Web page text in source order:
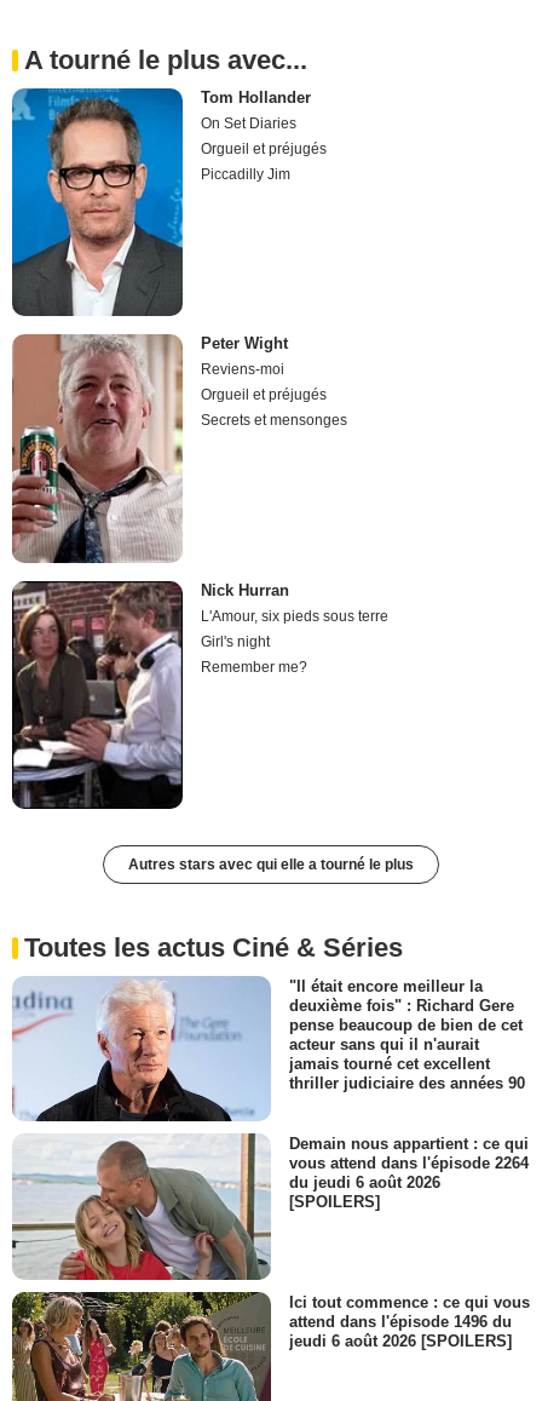
A tourné le plus avec...
Tom Hollander
On Set Diaries
Orgueil et préjugés
Piccadilly Jim
Peter Wight
Reviens-moi
Orgueil et préjugés
Secrets et mensonges
Nick Hurran
L'Amour, six pieds sous terre
Girl's night
Remember me?
Autres stars avec qui elle a tourné le plus
Toutes les actus Ciné & Séries
"Il était encore meilleur la
deuxième fois" : Richard Gere
pense beaucoup de bien de cet
acteur sans qui il n'aurait
jamais tourné cet excellent
thriller judiciaire des années 90
Demain nous appartient : ce qui
vous attend dans l'épisode 2264
du jeudi 6 août 2026
[SPOILERS]
Ici tout commence : ce qui vous
attend dans l'épisode 1496 du
jeudi 6 août 2026 [SPOILERS]